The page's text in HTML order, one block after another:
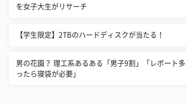
を女子大生がリサーチ
【学生限定】2TBのハードディスクが当たる！
男の花園？ 理工系あるある「男子9割」「レポート
ったら寝袋が必要」